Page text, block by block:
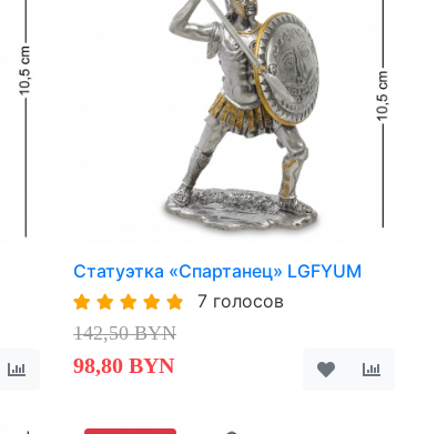
Статуэтка «Спартанец» LGFYUM
7 голосов
142,50 BYN
98,80 BYN